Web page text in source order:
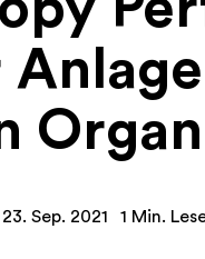
Sep. 2021 1 Min.